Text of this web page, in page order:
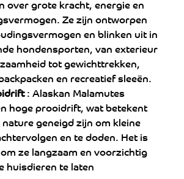
Ze zijn ontworpen
en blinken uit in
hondensporten, van exterieur
tot gewichttrekken,
en recreatief sleeën.
: Alaskan Malamutes
hoge prooidrift, wat betekent
geneigd zijn om kleine
en te doden. Het is
ze langzaam en voorzichtig
huisdieren te laten